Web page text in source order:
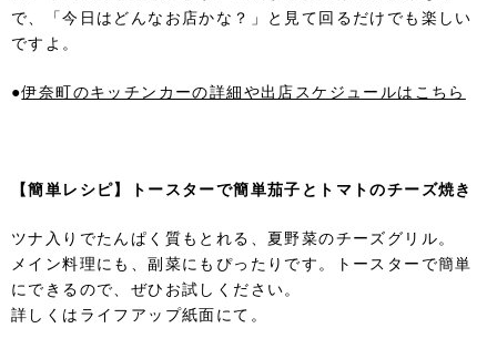
で、「今日はどんなお店かな？」と見て回るだけでも楽しい
ですよ。
●伊奈町のキッチンカーの詳細や出店スケジュールはこちら
【簡単レシピ】トースターで簡単茄子とトマトのチーズ焼き
ツナ入りでたんぱく質もとれる、夏野菜のチーズグリル。
メイン料理にも、副菜にもぴったりです。トースターで簡単
にできるので、ぜひお試しください。
詳しくはライフアップ紙面にて。